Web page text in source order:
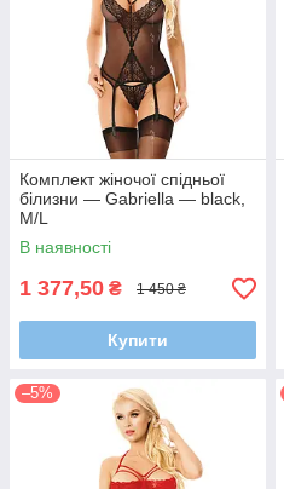
Комплект жіночої спідньої
білизни — Gabriella — black,
M/L
В наявності
1 377,50 ₴ 1 450 ₴
Купити
–5%